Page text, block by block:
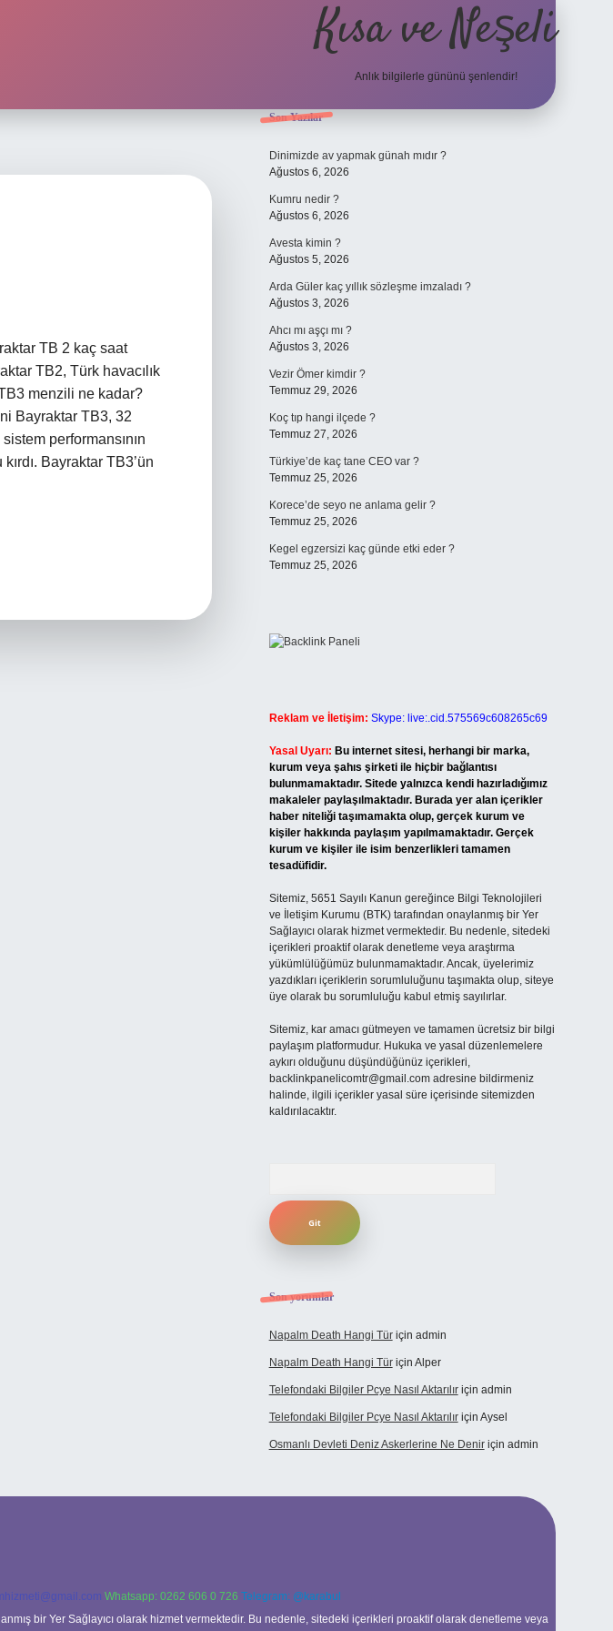
Kısa ve Neşeli
Anlık bilgilerle gününü şenlendir!
TB 2 kaç saat
TB2, Türk havacılık
menzili ne kadar?
Bayraktar TB3, 32
performansının
Bayraktar TB3’ün
Sidebar
Son Yazılar
Dinimizde av yapmak günah mıdır ?
Ağustos 6, 2026
Kumru nedir ?
Ağustos 6, 2026
Avesta kimin ?
Ağustos 5, 2026
Arda Güler kaç yıllık sözleşme imzaladı ?
Ağustos 3, 2026
Ahcı mı aşçı mı ?
Ağustos 3, 2026
Vezir Ömer kimdir ?
Temmuz 29, 2026
Koç tıp hangi ilçede ?
Temmuz 27, 2026
Türkiye’de kaç tane CEO var ?
Temmuz 25, 2026
Korece’de seyo ne anlama gelir ?
Temmuz 25, 2026
Kegel egzersizi kaç günde etki eder ?
Temmuz 25, 2026
Reklam ve İletişim: Skype: live:.cid.575569c608265c69
Yasal Uyarı: Bu internet sitesi, herhangi bir marka,
kurum veya şahıs şirketi ile hiçbir bağlantısı
bulunmamaktadır. Sitede yalnızca kendi hazırladığımız
makaleler paylaşılmaktadır. Burada yer alan içerikler
haber niteliği taşımamakta olup, gerçek kurum ve
kişiler hakkında paylaşım yapılmamaktadır. Gerçek
kurum ve kişiler ile isim benzerlikleri tamamen
tesadüfidir.
Sitemiz, 5651 Sayılı Kanun gereğince Bilgi Teknolojileri
ve İletişim Kurumu (BTK) tarafından onaylanmış bir Yer
Sağlayıcı olarak hizmet vermektedir. Bu nedenle, sitedeki
içerikleri proaktif olarak denetleme veya araştırma
yükümlülüğümüz bulunmamaktadır. Ancak, üyelerimiz
yazdıkları içeriklerin sorumluluğunu taşımakta olup, siteye
üye olarak bu sorumluluğu kabul etmiş sayılırlar.
Sitemiz, kar amacı gütmeyen ve tamamen ücretsiz bir bilgi
paylaşım platformudur. Hukuka ve yasal düzenlemelere
aykırı olduğunu düşündüğünüz içerikleri,
backlinkpanelicomtr@gmail.comadresine bildirmeniz
halinde, ilgili içerikler yasal süre içerisinde sitemizden
kaldırılacaktır.
Son yorumlar
Napalm Death Hangi Türiçin admin
Napalm Death Hangi Türiçin Alper
Telefondaki Bilgiler Pcye Nasıl Aktarılıriçin admin
Telefondaki Bilgiler Pcye Nasıl Aktarılıriçin Aysel
Osmanlı Devleti Deniz Askerlerine Ne Deniriçin admin
Whatsapp: 0262 606 0 726 Telegram: @karabul
bir Yer Sağlayıcı olarak hizmet vermektedir. Bu nedenle, sitedeki içerikleri proaktif olarak denetleme veya